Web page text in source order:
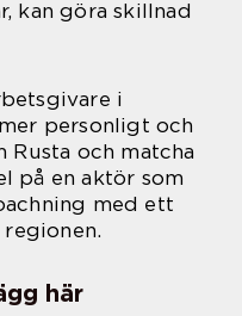
kan göra skillnad
i
personligt och
och matcha
på en aktör som
med ett
här